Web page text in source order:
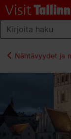
Nähtävyydet ja